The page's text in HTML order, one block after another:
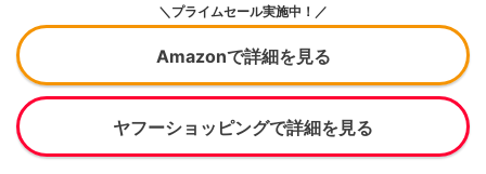
＼プライムセール実施中！／
Amazonで詳細を見る
ヤフーショッピングで詳細を見る